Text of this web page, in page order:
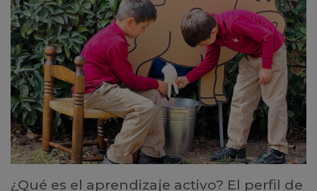
¿Qué es el aprendizaje activo? El perfil de